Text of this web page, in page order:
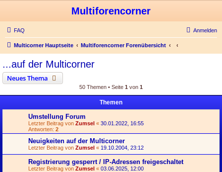
Multiforencorner
FAQ Anmelden
Multicorner Hauptseite Multiforencorner Forenübersicht
...auf der Multicorner
Neues Thema
50 Themen • Seite 1 von 1
Themen
Umstellung Forum
Letzter Beitrag von Zumsel « 30.01.2022, 16:55
Antworten: 2
Neuigkeiten auf der Multicorner
Letzter Beitrag von Zumsel « 19.10.2004, 23:12
Registrierung gesperrt / IP-Adressen freigeschaltet
Letzter Beitrag von Zumsel « 03.06.2025, 12:00